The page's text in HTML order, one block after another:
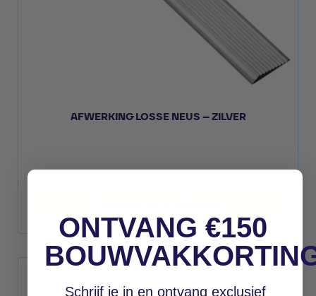
AFWERKING LOSSE NEUS – ZILVER
€
ONTVANG €150
Schrijf je in en ontvang exclusief